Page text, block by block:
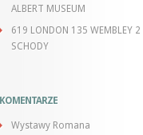
ALBERT MUSEUM
619 LONDON 135 WEMBLEY 2
SCHODY
KOMENTARZE
Wystawy Romana